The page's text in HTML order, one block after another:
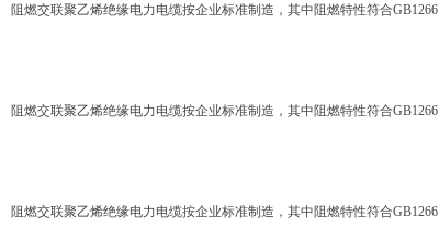
交联聚乙烯绝缘电力电缆按企业标准制造，其中阻燃特性符合GB1266
交联聚乙烯绝缘电力电缆按企业标准制造，其中阻燃特性符合GB1266
交联聚乙烯绝缘电力电缆按企业标准制造，其中阻燃特性符合GB1266